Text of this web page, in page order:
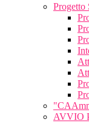
Progetto
AVVIO